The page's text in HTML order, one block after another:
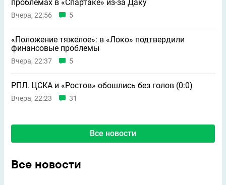
проблемах в «Спартаке» из-за Даку
Вчера, 22:56 5
«Положение тяжелое»: в «Локо» подтвердили
финансовые проблемы
Вчера, 22:37 5
РПЛ. ЦСКА и «Ростов» обошлись без голов (0:0)
Вчера, 22:23 31
Все новости
Все новости